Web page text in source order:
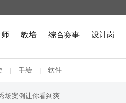
师 教培 综合赛事 设计岗
| 手绘 | 软件
场案例让你看到爽